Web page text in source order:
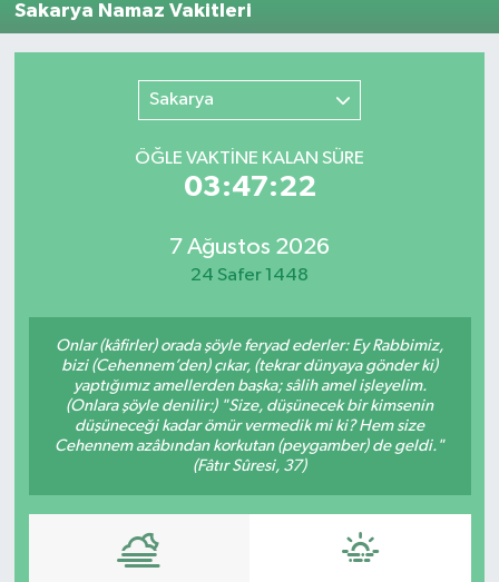
Sakarya Namaz Vakitleri
Sakarya
ÖĞLE VAKTİNE KALAN SÜRE
03:47:22
7 Ağustos 2026
24 Safer 1448
Onlar (kâfirler) orada şöyle feryad ederler: Ey Rabbimiz,
bizi (Cehennem’den) çıkar, (tekrar dünyaya gönder ki)
yaptığımız amellerden başka; sâlih amel işleyelim.
(Onlara şöyle denilir:) "Size, düşünecek bir kimsenin
düşüneceği kadar ömür vermedik mi ki? Hem size
Cehennem azâbından korkutan (peygamber) de geldi."
(Fâtır Sûresi, 37)
Son Dakika Haberleri